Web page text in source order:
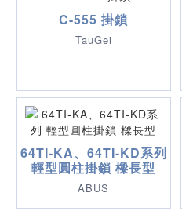
C-555 掛鎖
TauGei
64TI-KA、64TI-KD系列
輕型圓柱掛鎖 樑長型
ABUS